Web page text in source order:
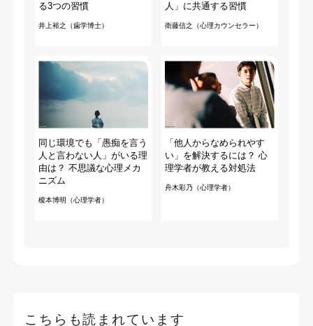
る3つの習慣
井上裕之（歯学博士）
人」に共通する習慣
衛藤信之（心理カウンセラー）
同じ環境でも「愚痴を言う
人と言わない人」がいる理
由は？ 不思議な心理メカ
ニズム
榎本博明（心理学者）
「他人からなめられやす
い」を解決するには？ 心
理学者が教える対処法
舟木彩乃（心理学者）
こちらも読まれています